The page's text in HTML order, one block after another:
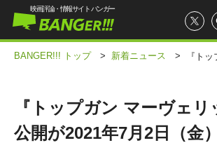
映画評論・情報サイト バンガー
BANGER!!! トップ > 新着ニュース > 『ト
『トップガン マーヴェ
公開が2021年7月2日（金